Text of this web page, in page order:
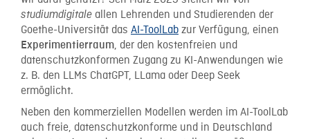
studiumdigitale allen Lehrenden und Studierenden der
Goethe-Universität das AI-ToolLab zur Verfügung, einen
Experimentierraum, der den kostenfreien und
datenschutzkonformen Zugang zu KI-Anwendungen wie
z. B. den LLMs ChatGPT, LLama oder Deep Seek
ermöglicht.
Neben den kommerziellen Modellen werden im AI-ToolLab
auch freie, datenschutzkonforme und in Deutschland